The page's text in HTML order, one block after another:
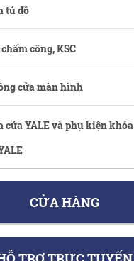
tủ đồ
công, KSC
cửa màn hình
cửa YALE và phụ kiện khóa
CỬA HÀNG